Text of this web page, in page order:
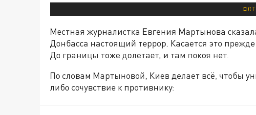
Местная журналистка Евгения Мартынова
Донбасса настоящий террор. Касается это
До границы тоже долетает, и там покоя нет.
По словам Мартыновой, Киев делает всё, чтобы
либо сочувствие к противнику: